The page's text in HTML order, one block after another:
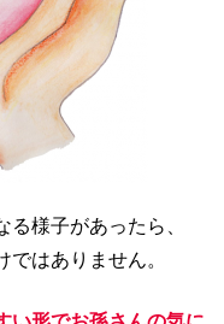
様子があったら、
ではありません。